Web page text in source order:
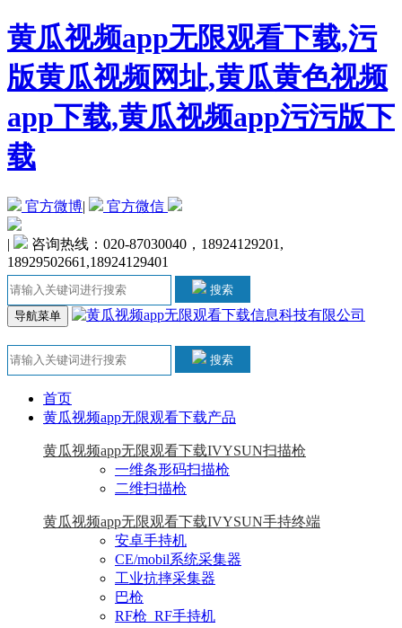
黄瓜视频app无限观看下载,污
版黄瓜视频网址,黄瓜黄色视频
app下载,黄瓜视频app污污版下
载
官方微博| 官方微信
|
咨询热线：020-87030040，18924129201,
18929502661,18924129401
搜索
导航菜单
搜索
首页
黄瓜视频app无限观看下载产品
黄瓜视频app无限观看下载IVYSUN扫描枪
一维条形码扫描枪
二维扫描枪
黄瓜视频app无限观看下载IVYSUN手持终端
安卓手持机
CE/mobil系统采集器
工业抗摔采集器
巴枪
RF枪_RF手持机